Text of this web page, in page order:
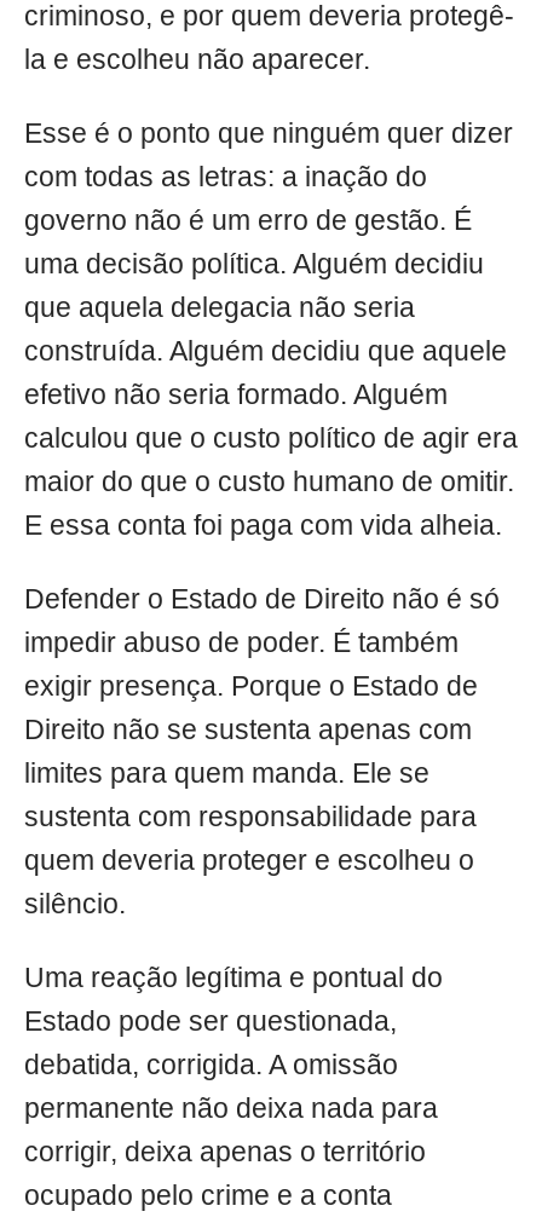
criminoso, e por quem deveria protegê-
la e escolheu não aparecer.
Esse é o ponto que ninguém quer dizer
com todas as letras: a inação do
governo não é um erro de gestão. É
uma decisão política. Alguém decidiu
que aquela delegacia não seria
construída. Alguém decidiu que aquele
efetivo não seria formado. Alguém
calculou que o custo político de agir era
maior do que o custo humano de omitir.
E essa conta foi paga com vida alheia.
Defender o Estado de Direito não é só
impedir abuso de poder. É também
exigir presença. Porque o Estado de
Direito não se sustenta apenas com
limites para quem manda. Ele se
sustenta com responsabilidade para
quem deveria proteger e escolheu o
silêncio.
Uma reação legítima e pontual do
Estado pode ser questionada,
debatida, corrigida. A omissão
permanente não deixa nada para
corrigir, deixa apenas o território
ocupado pelo crime e a conta